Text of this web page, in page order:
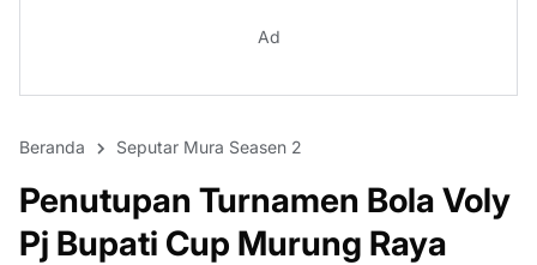
Ad
Beranda Seputar Mura Seasen 2
Penutupan Turnamen Bola Voly
Pj Bupati Cup Murung Raya